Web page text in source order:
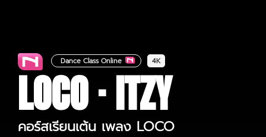
Dance Class Online 4K
LOCO · ITZY
คอร์สเรียนเต้น เพลง LOCO